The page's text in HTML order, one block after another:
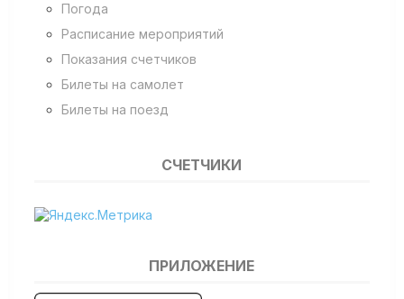
Погода
Расписание мероприятий
Показания счетчиков
Билеты на самолет
Билеты на поезд
СЧЕТЧИКИ
ПРИЛОЖЕНИЕ